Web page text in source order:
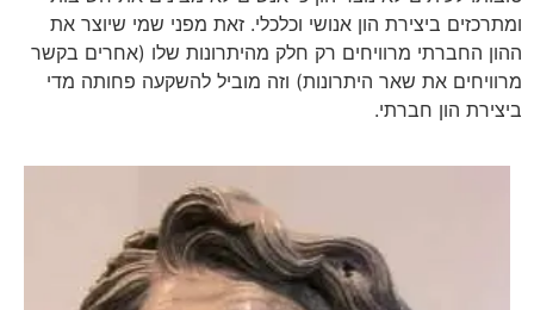
ומתרכזים ביצירת הון אנושי וכלכלי. זאת מפני שמי שיוצר את
ההון החברתי מרוויחים רק חלק מהיתרונות שלו (אחרים בקשר
מרוויחים את שאר היתרונות) וזה מוביל להשקעה פחותה מדי
ביצירת הון חברתי.